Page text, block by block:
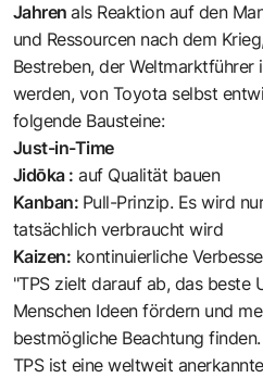
Jahrenals Reaktion auf den
und Ressourcen nach dem
Bestreben, der
werden, von Toyota selbst
folgende Bausteine:
Just-in-Time
Jidōka : auf Qualität bauen
Kanban: Pull-Prinzip. Es wird
tatsächlich verbraucht wird
Kaizen: kontinuierliche
"TPS zielt darauf ab, das beste
Menschen Ideen fördern und
bestmögliche Beachtung finden.
TPS ist eine weltweit